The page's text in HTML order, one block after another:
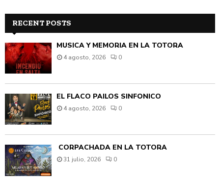
RECENT POSTS
MÚSICA Y MEMORIA EN LA TOTORA
4 agosto, 2026 0
EL FLACO PAILOS SINFÓNICO
4 agosto, 2026 0
CORPACHADA EN LA TOTORA
31 julio, 2026 0